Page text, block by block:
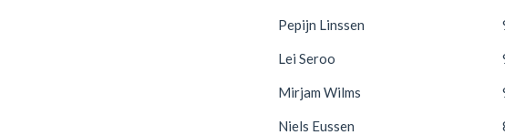
Pepijn Linssen
Lei Seroo
Mirjam Wilms
Niels Eussen